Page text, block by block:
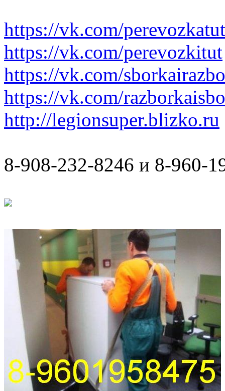
https://vk.com/perevozkatut
https://vk.com/perevozkitut
https://vk.com/
https://vk.com/
http://legionsuper.blizko.ru
8-908-232-8246 и 8-960-